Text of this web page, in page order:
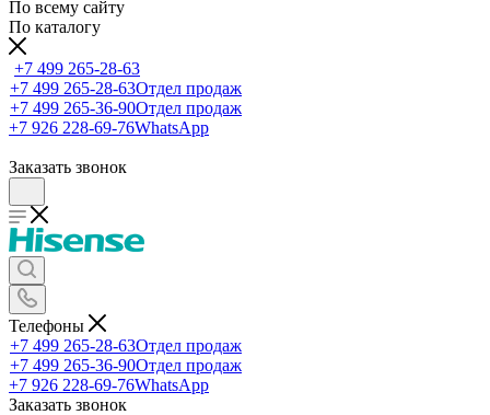
По всему сайту
По каталогу
+7 499 265-28-63
+7 499 265-28-63Отдел продаж
+7 499 265-36-90Отдел продаж
+7 926 228-69-76WhatsApp
Заказать звонок
Телефоны
+7 499 265-28-63Отдел продаж
+7 499 265-36-90Отдел продаж
+7 926 228-69-76WhatsApp
Заказать звонок